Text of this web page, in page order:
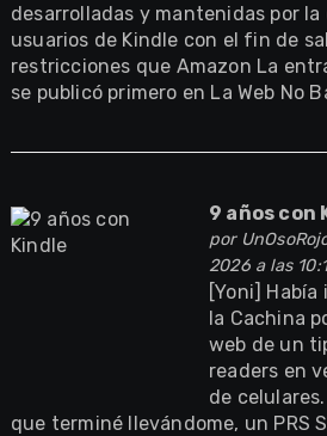
desarrolladas y mantenidas por
usuarios de Kindle con el fin de
restricciones que Amazon La
se publicó primero en La Web No
9 años con
por
2026 a las
[Yoni]
la Cachina
web de un
readers en
de
que terminé llevándome, un PRS